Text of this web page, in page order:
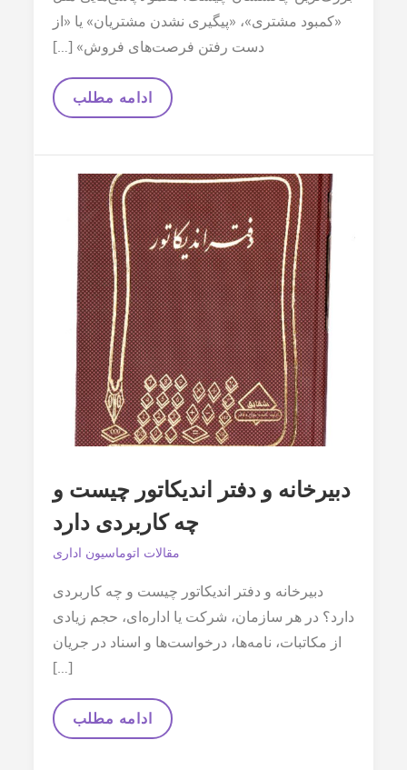
«کمبود مشتری»، «پیگیری نشدن مشتریان» یا «از
دست رفتن فرصت‌های فروش» […]
چگونه
با
خود
را
3
برابر
کنیم؟
ادامه مطلب
دبیرخانه و دفتر اندیکاتور چیست و
چه کاربردی دارد
مقالات اتوماسیون اداری
دبیرخانه و دفتر اندیکاتور چیست و چه کاربردی
دارد؟ در هر سازمان، شرکت یا اداره‌ای، حجم زیادی
از مکاتبات، نامه‌ها، درخواست‌ها و اسناد در جریان
[…]
دبیرخانه
و
ادامه مطلب